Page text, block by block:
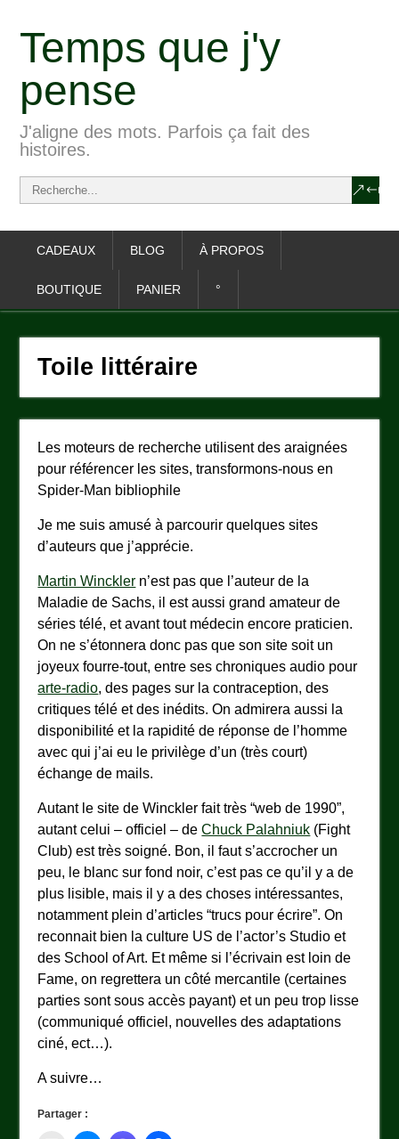
Temps que j'y
pense
J'aligne des mots. Parfois ça fait des
histoires.
CADEAUX BLOG À PROPOS
BOUTIQUE PANIER °
Toile littéraire
Les moteurs de recherche utilisent des araignées
pour référencer les sites, transformons-nous en
Spider-Man bibliophile
Je me suis amusé à parcourir quelques sites
d’auteurs que j’apprécie.
Martin Winckler n’est pas que l’auteur de la
Maladie de Sachs, il est aussi grand amateur de
séries télé, et avant tout médecin encore praticien.
On ne s’étonnera donc pas que son site soit un
joyeux fourre-tout, entre ses chroniques audio pour
arte-radio, des pages sur la contraception, des
critiques télé et des inédits. On admirera aussi la
disponibilité et la rapidité de réponse de l’homme
avec qui j’ai eu le privilège d’un (très court)
échange de mails.
Autant le site de Winckler fait très “web de 1990”,
autant celui – officiel – deChuck Palahniuk (Fight
Club) est très soigné. Bon, il faut s’accrocher un
peu, le blanc sur fond noir, c’est pas ce qu’il y a de
plus lisible, mais il y a des choses intéressantes,
notamment plein d’articles “trucs pour écrire”. On
reconnait bien la culture US de l’actor’s Studio et
des School of Art. Et même si l’écrivain est loin de
Fame, on regrettera un côté mercantile (certaines
parties sont sous accès payant) et un peu trop lisse
(communiqué officiel, nouvelles des adaptations
ciné, ect…).
A suivre…
Partager :